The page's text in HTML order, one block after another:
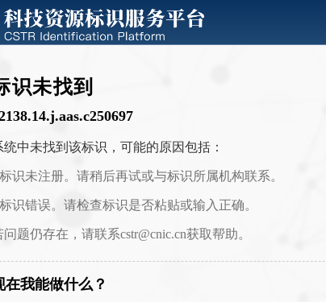
识未找到
统中未找到该标识，可能的原因包括：
标识未注册。请稍后再试或与标识所属机构联系。
标识错误。请检查标识是否粘贴或输入正确。
问题仍存在，请联系cstr@cnic.cn获取帮助。
在我能做什么？